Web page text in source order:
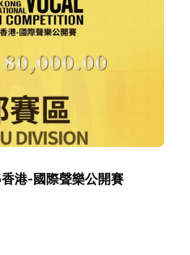
港-國際聲樂公開賽